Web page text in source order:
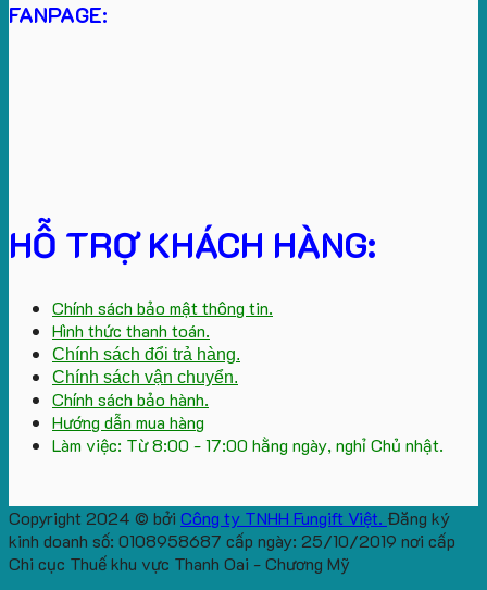
FANPAGE:
HỖ TRỢ KHÁCH HÀNG:
Chính sách bảo mật thông tin.
Hình thức thanh toán.
Chính sách đổi trả hàng.
Chính sách vận chuyển.
Chính sách bảo hành.
Hướng dẫn mua hàng
Làm việc: Từ 8:00 - 17:00 hằng ngày, nghỉ Chủ nhật.
Copyright 2024 © bởi Công ty TNHH Fungift Việt. Đăng ký
kinh doanh số: 0108958687 cấp ngày: 25/10/2019 nơi cấp
Chi cục Thuế khu vực Thanh Oai - Chương Mỹ